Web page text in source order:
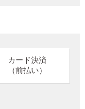
カード決済
（前払い）